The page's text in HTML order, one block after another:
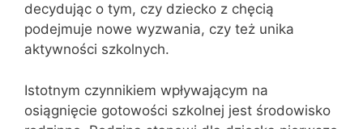
decydując o tym, czy dziecko z chęcią
podejmuje nowe wyzwania, czy też unika
aktywności szkolnych.
Istotnym czynnikiem wpływającym na
osiągnięcie gotowości szkolnej jest środowisko